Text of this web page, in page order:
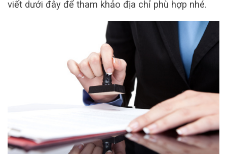
viết dưới đây để tham khảo địa chỉ phù hợp nhé.